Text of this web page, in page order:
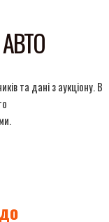
та дані з аукціону. Ви